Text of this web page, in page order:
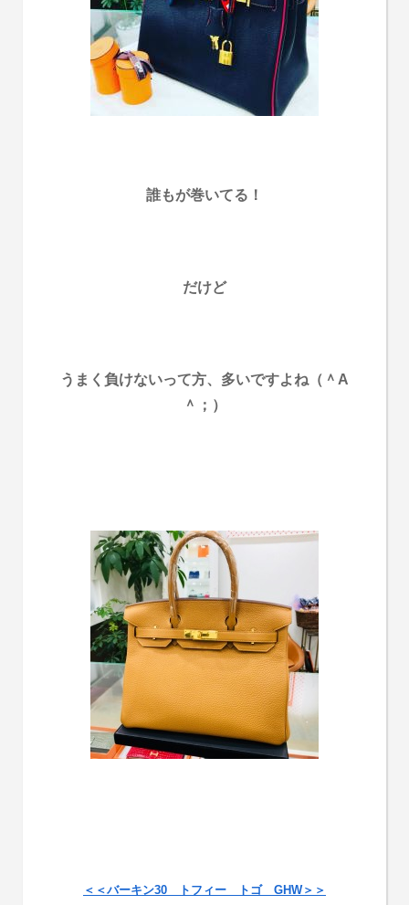
誰もが巻いてる！
だけど
うまく負けないって方、多いですよね（＾Α
＾；）
＜＜バーキン30 トフィー トゴ GHW＞＞